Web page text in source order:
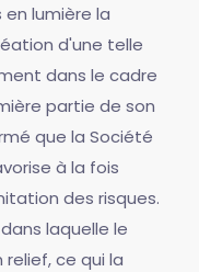
en lumière la
d'une telle
dans le cadre
partie de son
que la Société
à la fois
des risques.
laquelle le
ce qui la